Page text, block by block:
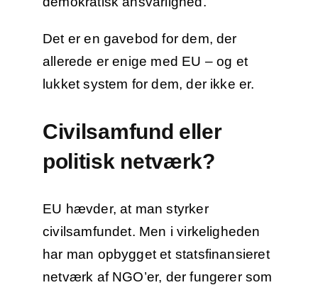
Det er en gavebod for dem, der
allerede er enige med EU – og et
lukket system for dem, der ikke er.
Civilsamfund eller
politisk netværk?
EU hævder, at man styrker
civilsamfundet. Men i virkeligheden
har man opbygget et statsfinansieret
netværk af NGO’er, der fungerer som